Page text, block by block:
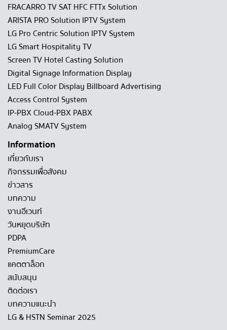
FRACARRO TV SAT HFC FTTx Solution
ARISTA PRO Solution IPTV System
LG Pro Centric Solution IPTV System
LG Smart Hospitality TV
Screen TV Hotel Casting Solution
Digital Signage Information Display
LED Full Color Display Billboard Advertising
Access Control System
IP-PBX Cloud-PBX PABX
Analog SMATV System
Information
เกี่ยวกับเรา
กิจกรรมเพื่อสังคม
ข่าวสาร
บทความ
งานอีเวนท์
วันหยุดบริษัท
PDPA
PremiumCare
แคตตาล็อก
สนับสนุน
ติดต่อเรา
บทความแนะนำ
LG & HSTN Seminar 2025